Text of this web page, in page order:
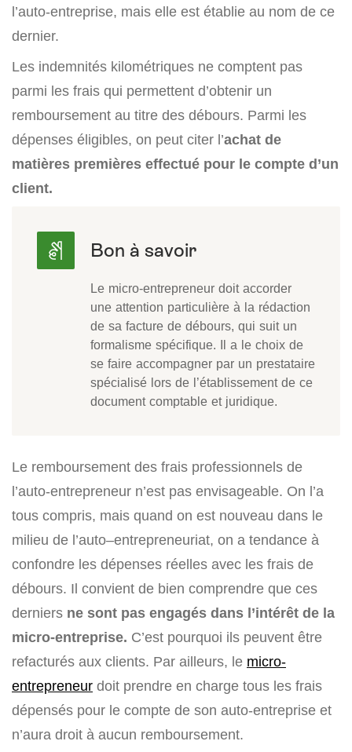
l’auto-entreprise, mais elle est établie au nom de ce
dernier.
Les indemnités kilométriques ne comptent pas
parmi les frais qui permettent d’obtenir un
remboursement au titre des débours. Parmi les
dépenses éligibles, on peut citer l’achat de
matières premières effectué pour le compte d’un
client.
Le micro-entrepreneur doit accorder
une attention particulière à la rédaction
de sa facture de débours, qui suit un
formalisme spécifique. Il a le choix de
se faire accompagner par un prestataire
spécialisé lors de l’établissement de ce
document comptable et juridique.
Le remboursement des frais professionnels de
l’auto-entrepreneur n’est pas envisageable. On l’a
tous compris, mais quand on est nouveau dans le
milieu de l’auto–entrepreneuriat, on a tendance à
confondre les dépenses réelles avec les frais de
débours. Il convient de bien comprendre que ces
derniers ne sont pas engagés dans l’intérêt de la
micro-entreprise. C’est pourquoi ils peuvent être
refacturés aux clients. Par ailleurs, le micro-
entrepreneur doit prendre en charge tous les frais
dépensés pour le compte de son auto-entreprise et
n’aura droit à aucun remboursement.